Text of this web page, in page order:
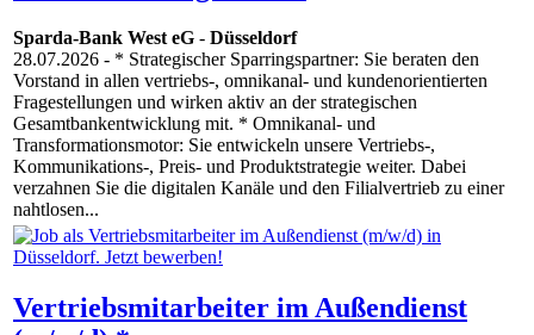
Sparda-Bank West eG - Düsseldorf
28.07.2026 - * Strategischer Sparringspartner: Sie beraten den
Vorstand in allen vertriebs-, omnikanal- und kundenorientierten
Fragestellungen und wirken aktiv an der strategischen
Gesamtbankentwicklung mit. * Omnikanal- und
Transformationsmotor: Sie entwickeln unsere Vertriebs-,
Kommunikations-, Preis- und Produktstrategie weiter. Dabei
verzahnen Sie die digitalen Kanäle und den Filialvertrieb zu einer
nahtlosen...
Vertriebsmitarbeiter im Außendienst